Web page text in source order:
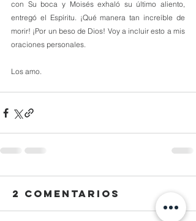
con Su boca y Moisés exhaló su último aliento,
entregó el Espíritu. ¡Qué manera tan increíble de
morir! ¡Por un beso de Dios! Voy a incluir esto a mis
oraciones personales.
Los amo.
2 comentarios